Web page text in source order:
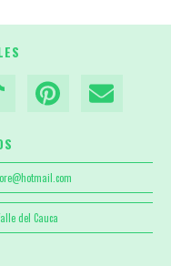
del Cauca